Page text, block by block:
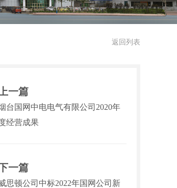
返回列表
一篇
台国网中电电气有限公司2020年
经营成果
一篇
思顿公司中标2022年国网公司新